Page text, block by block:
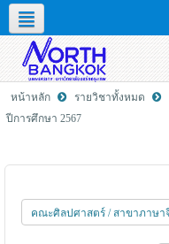
Thai ‎(th)‎
หน้าหลัก รายวิชาทั้งหมด
ปีการศึกษา 2567